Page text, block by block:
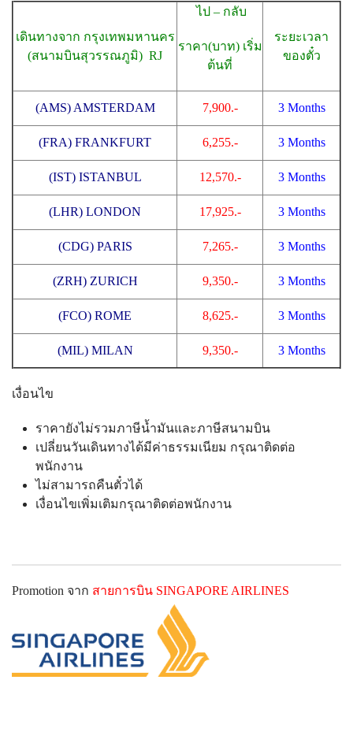
เดินทางจาก กรุงเทพมหานคร
(สนามบินสุวรรณภูมิ) RJ
ไป – กลับ
ราคา(บาท) เริ่ม
ต้นที่
ระยะเวลา
ของตั๋ว
(AMS) AMSTERDAM 7,900.- 3 Months
(FRA) FRANKFURT 6,255.- 3 Months
(IST) ISTANBUL 12,570.- 3 Months
(LHR) LONDON 17,925.- 3 Months
(CDG) PARIS 7,265.- 3 Months
(ZRH) ZURICH 9,350.- 3 Months
(FCO) ROME 8,625.- 3 Months
(MIL) MILAN 9,350.- 3 Months
เงื่อนไข
ราคายังไม่รวมภาษีน้ำมันและภาษีสนามบิน
เปลี่ยนวันเดินทางได้มีค่าธรรมเนียม กรุณาติดต่อ
พนักงาน
ไม่สามารถคืนตั๋วได้
เงื่อนไขเพิ่มเติมกรุณาติดต่อพนักงาน
Promotion จาก สายการบิน SINGAPORE AIRLINES